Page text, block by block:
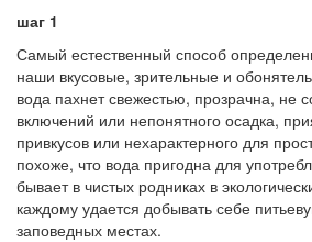
шаг 1
Самый естественный способ
наши вкусовые, зрительные и
вода пахнет свежестью, прозрачна, не
включений или непонятного осадка,
привкусов или нехарактерного для
похоже, что вода пригодна для
бывает в чистых родниках в
каждому удается добывать себе
заповедных местах.